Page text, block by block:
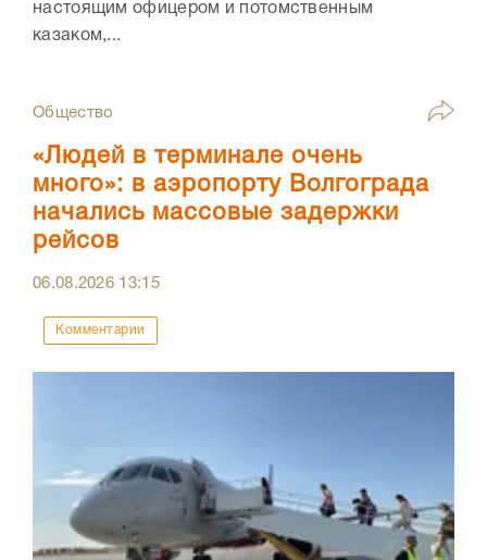
настоящим офицером и потомственным
казаком,...
Общество
«Людей в терминале очень
много»: в аэропорту Волгограда
начались массовые задержки
рейсов
06.08.2026 13:15
Комментарии